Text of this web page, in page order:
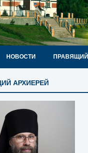
НОВОСТИ
АРХИЕРЕЙ